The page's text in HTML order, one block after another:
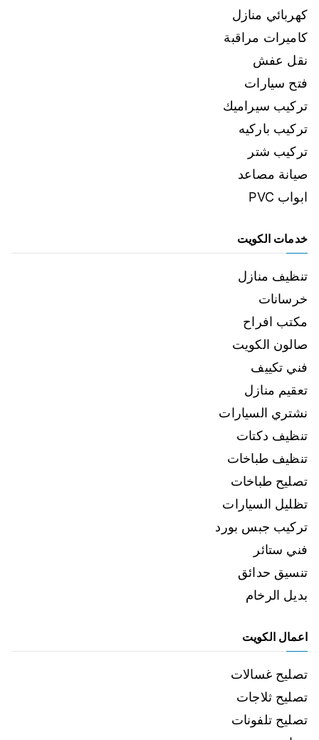
كهربائي منازل
كاميرات مراقبة
نقل عفش
فتح سيارات
تركيب سيراميك
تركيب باركيه
تركيب شتر
صيانة مصاعد
ابواب PVC
خدمات الكويت
تنظيف منازل
خرسانات
مكتب افراح
صالون الكويت
فني تكييف
تعقيم منازل
نشتري السيارات
تنظيف دكتات
تنظيف طباخات
تصليح طباخات
تظليل السيارات
تركيب جبس بورد
فني ستائر
تنسيق حدائق
بديل الرخام
اعمال الكويت
تصليح غسالات
تصليح ثلاجات
تصليح تلفونات